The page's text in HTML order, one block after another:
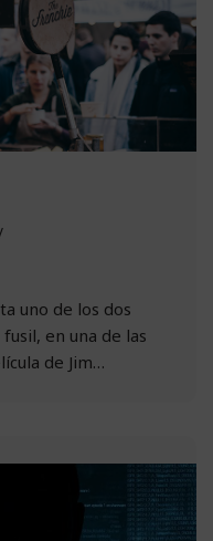
uno de los dos
en una de las
de Jim…